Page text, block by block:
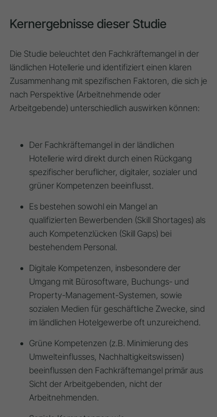
Kernergebnisse dieser Studie
Die Studie beleuchtet den Fachkräftemangel in der
ländlichen Hotellerie und identifiziert einen klaren
Zusammenhang mit spezifischen Faktoren, die sich je
nach Perspektive (Arbeitnehmende oder
Arbeitgebende) unterschiedlich auswirken können:
Der Fachkräftemangel in der ländlichen
Hotellerie wird direkt durch einen Rückgang
spezifischer beruflicher, digitaler, sozialer und
grüner Kompetenzen beeinflusst.
Es bestehen sowohl ein Mangel an
qualifizierten Bewerbenden (Skill Shortages) als
auch Kompetenzlücken (Skill Gaps) bei
bestehendem Personal.
Digitale Kompetenzen, insbesondere der
Umgang mit Bürosoftware, Buchungs- und
Property-Management-Systemen, sowie
sozialen Medien für geschäftliche Zwecke, sind
im ländlichen Hotelgewerbe oft unzureichend.
Grüne Kompetenzen (z.B. Minimierung des
Umwelteinflusses, Nachhaltigkeitswissen)
beeinflussen den Fachkräftemangel primär aus
Sicht der Arbeitgebenden, nicht der
Arbeitnehmenden.